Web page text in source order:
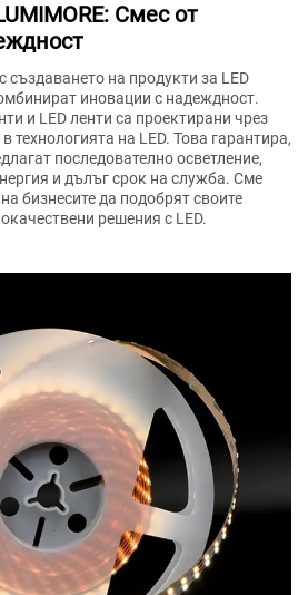
Смес от
създаването на продукти за LED
иновации с надеждност.
и LED ленти са проектирани чрез
технологията на LED. Това гарантира,
последователно осветление,
и дълъг срок на служба. Сме
бизнесите да подобрят своите
решения с LED.